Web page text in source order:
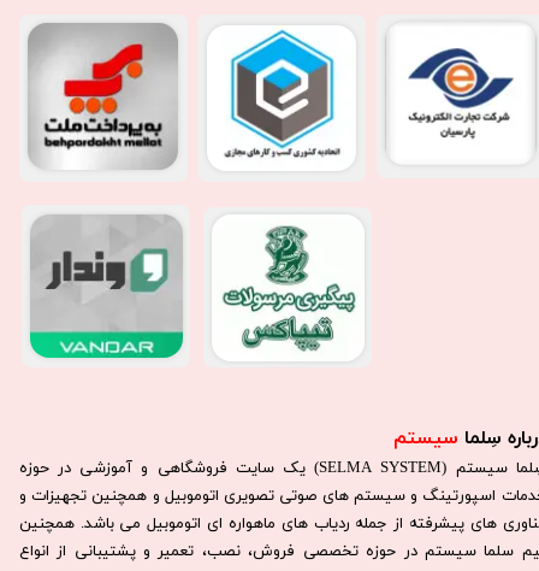
سِلما سیستم​​​​​​​
سِلما سيستم (SELMA SYSTEM) یک سایت فروشگاهی و آموزشی در حوزه
اسپورتینگ و سیستم های صوتی تصویری اتوموبیل و همچنین تجهیزات و
های پیشرفته از جمله ردیاب های ماهواره ای اتوموبیل می باشد. همچنين
سلما سيستم در حوزه تخصصی فروش، نصب، تعمير و پشتيبانی از انواع